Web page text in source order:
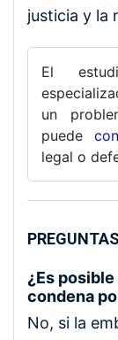
justicia y la
El
un
puede
legal o
¿Es
condena
No, si la